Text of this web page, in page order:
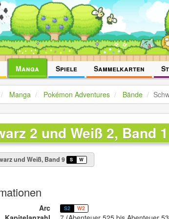
Manga Spiele Sammelkarten
Manga Pokémon Adventures Bände
2 und Weiß 2, Band 1
und Weiß, Band 9 S W
Arc S2 W2